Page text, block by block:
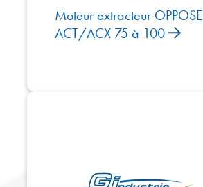
Moteur extracteur OPPOSE
ACT/ACX 75 à 100